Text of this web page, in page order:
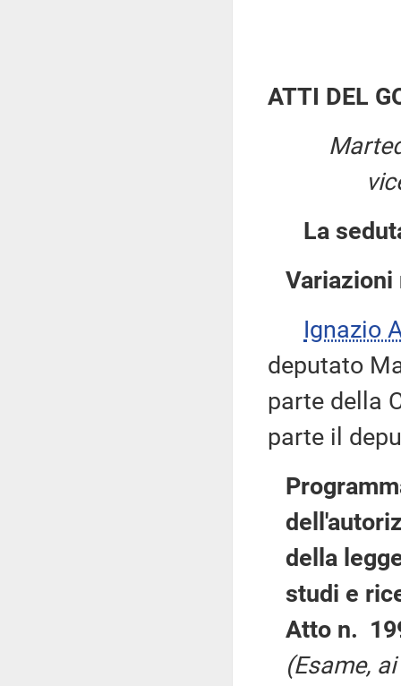
ATTI DEL
La
Variazioni
Ignazio
deputato
parte della
parte il
della
studi e
Atto n.
(Esame,